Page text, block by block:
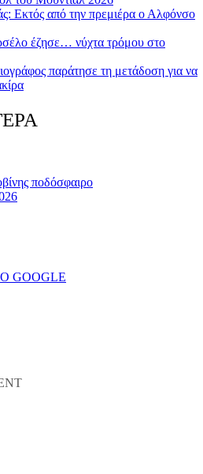
Εκτός από την πρεμιέρα ο Αλφόνσο
έζησε… νύχτα τρόμου στο
παράτησε τη μετάδοση για να
ποδόσφαιρο
GOOGLE